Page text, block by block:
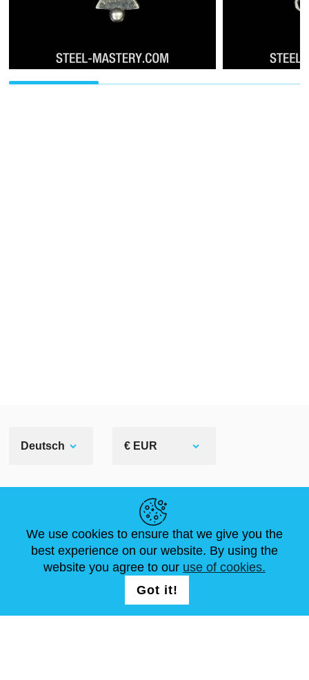
Deutsch € EUR
NEUIGKEITEN
ARTIKEL
ABOUT US
FAQ
STANDARDGRÖSSEN
SCHREIB UNS
We use cookies to ensure that we give you the
best experience on our website. By using the
website you agree to our use of cookies.
Got it!